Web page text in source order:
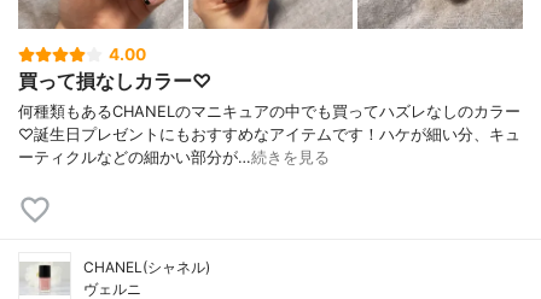
4.00
買って損なしカラー♡
何種類もあるCHANELのマニキュアの中でも買ってハズレなしのカラー
♡誕生日プレゼントにもおすすめなアイテムです！ハケが細い分、キュ
ーティクルなどの細かい部分が…続きを見る
CHANEL(シャネル)
ヴェルニ